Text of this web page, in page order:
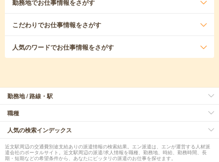
勤務地でお仕事情報をさがす
こだわりでお仕事情報をさがす
人気のワードでお仕事情報をさがす
勤務地 / 路線・駅
職種
人気の検索インデックス
近文駅周辺の交通費別途支給ありの派遣情報の検索結果。エン派遣は、エンが運営する人材派
遣会社のポータルサイト。近文駅周辺の派遣/求人情報を職種、勤務地、時給、勤務時間、長
期・短期などの希望条件から、あなたにピッタリの派遣のお仕事を探せます。